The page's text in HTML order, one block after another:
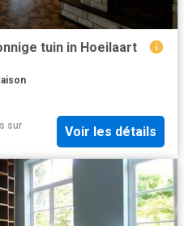
tuin in Hoeilaart
sur
Voir les détails